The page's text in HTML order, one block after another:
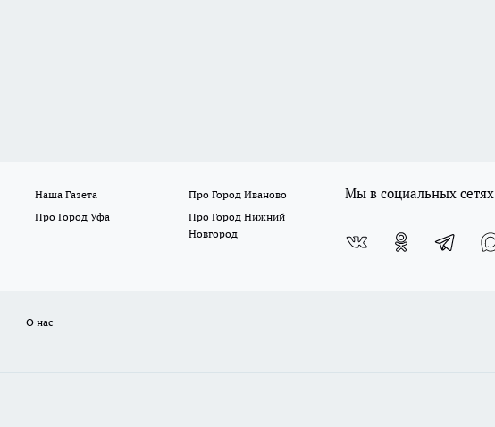
Наша Газета
Про Город Иваново
Про Город Уфа
Про Город Нижний
Новгород
Мы в социальных сетях
О нас